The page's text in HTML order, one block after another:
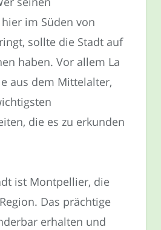
im Süden von
sollte die Stadt auf
haben. Vor allem La
aus dem Mittelalter,
die es zu erkunden
ist Montpellier, die
Das prächtige
erhalten und